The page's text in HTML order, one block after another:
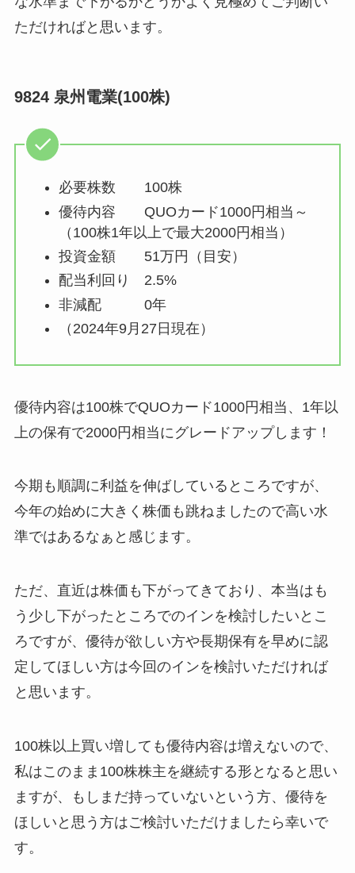
ただければと思います。
9824 泉州電業(100株)
必要株数 100株
優待内容 QUOカード1000円相当～
（100株1年以上で最大2000円相当）
投資金額 51万円（目安）
配当利回り 2.5%
非減配 0年
（2024年9月27日現在）
優待内容は100株でQUOカード1000円相当、1年以
上の保有で2000円相当にグレードアップします！
今期も順調に利益を伸ばしているところですが、
今年の始めに大きく株価も跳ねましたので高い水
準ではあるなぁと感じます。
ただ、直近は株価も下がってきており、本当はも
う少し下がったところでのインを検討したいとこ
ろですが、優待が欲しい方や長期保有を早めに認
定してほしい方は今回のインを検討いただければ
と思います。
100株以上買い増しても優待内容は増えないので、
私はこのまま100株株主を継続する形となると思い
ますが、もしまだ持っていないという方、優待を
ほしいと思う方はご検討いただけましたら幸いで
す。